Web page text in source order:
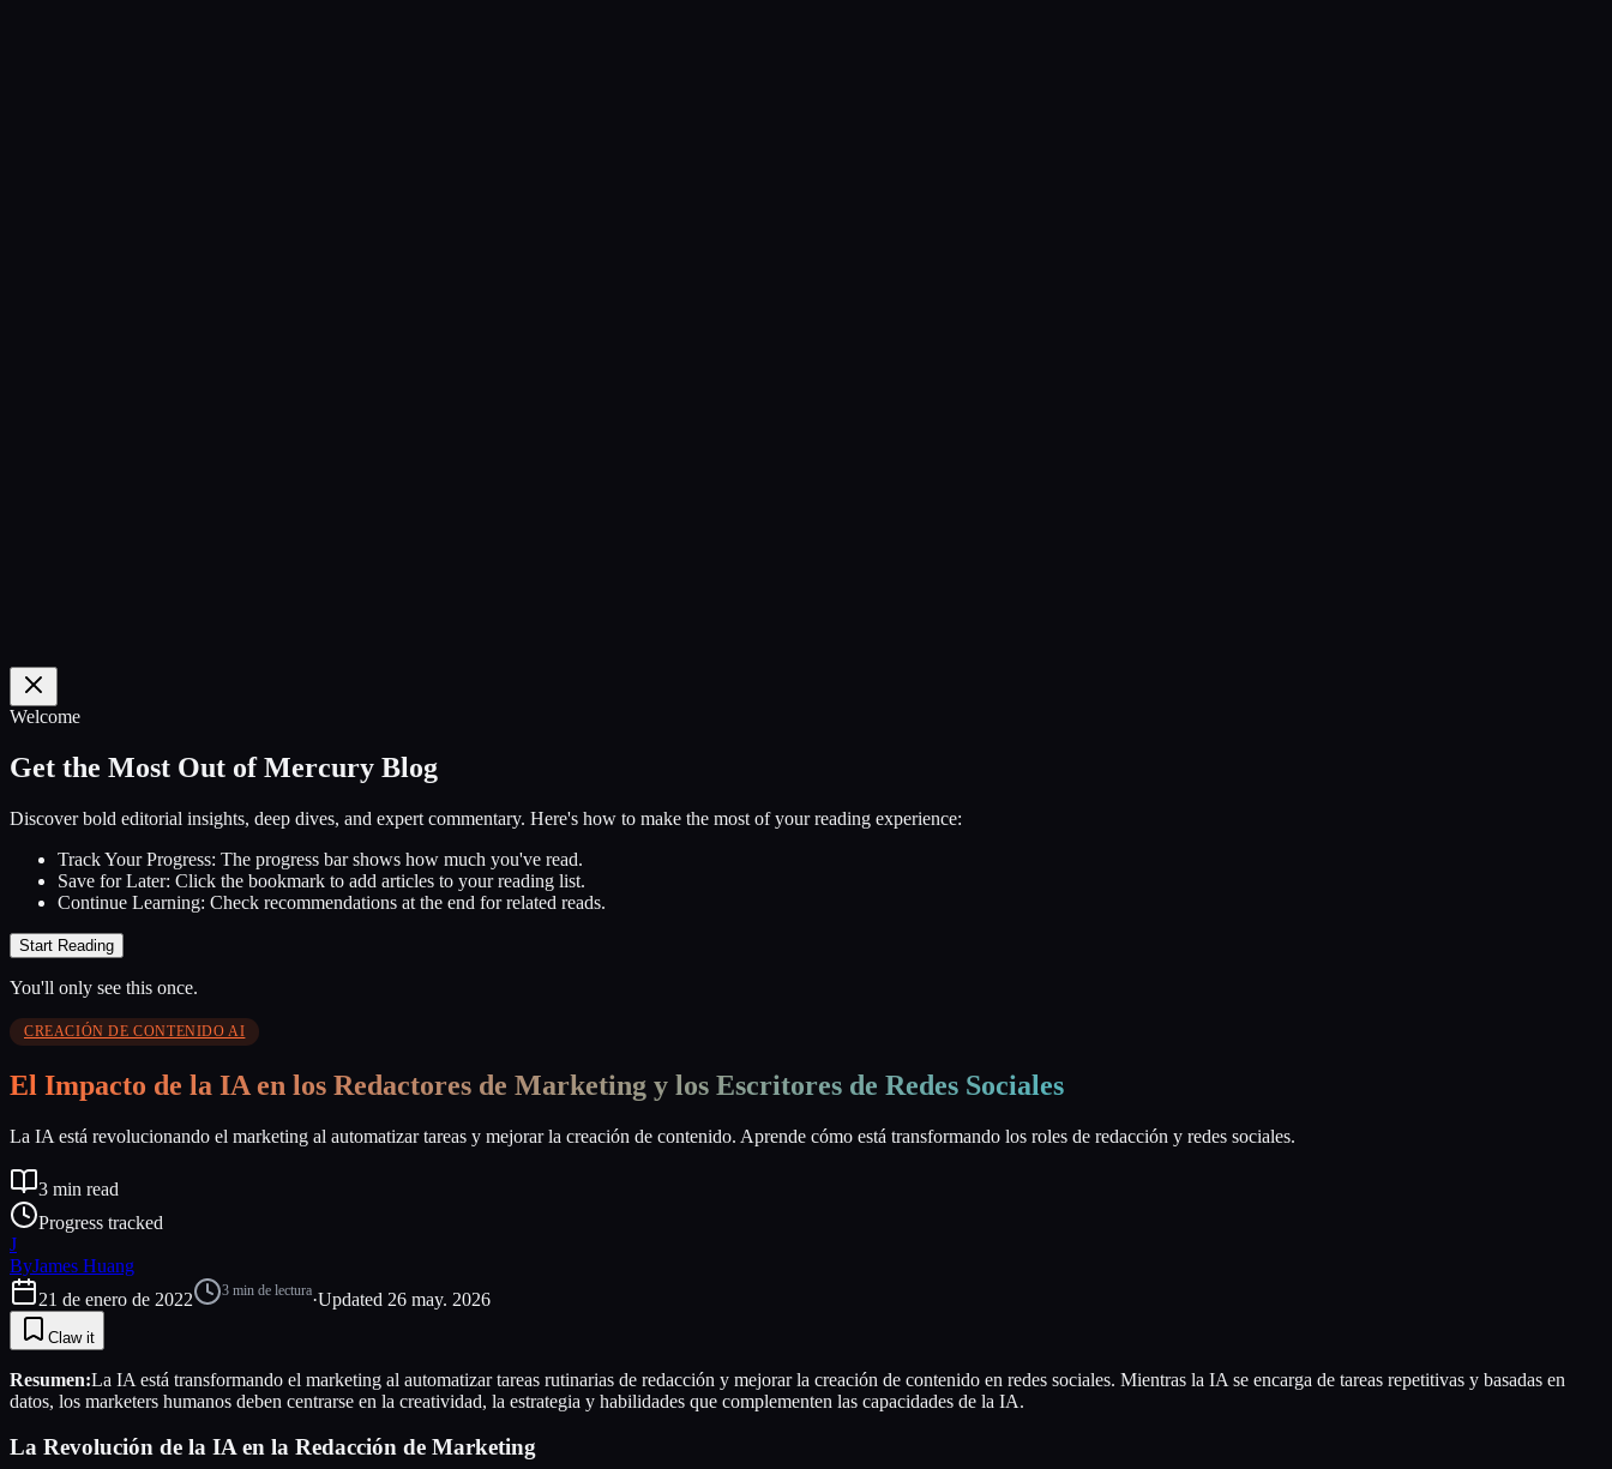
%
Welcome
Get the Most Out of Mercury Blog
Discover bold editorial insights, deep dives, and expert commentary. Here's how to make the most of your reading experience:
Track Your Progress: The progress bar shows how much you've read.
Save for Later: Click the bookmark to add articles to your reading list.
Continue Learning: Check recommendations at the end for related reads.
Start Reading
You'll only see this once.
CREACIÓN DE CONTENIDO AI
El Impacto de la IA en los Redactores de Marketing y los Escritores de Redes Sociales
La IA está revolucionando el marketing al automatizar tareas y mejorar la creación de contenido. Aprende cómo está transformando los roles de redacción y redes sociales.
3 min read
Progress tracked
J
ByJames Huang
21 de enero de 2022
3 min de lectura·Updated 26 may. 2026
Claw it
Resumen:La IA está transformando el marketing al automatizar tareas rutinarias de redacción y mejorar la creación de contenido en redes sociales. Mientras la IA se encarga de tareas repetitivas y basadas en
datos, los marketers humanos deben centrarse en la creatividad, la estrategia y habilidades que complementen las capacidades de la IA.
La Revolución de la IA en la Redacción de Marketing